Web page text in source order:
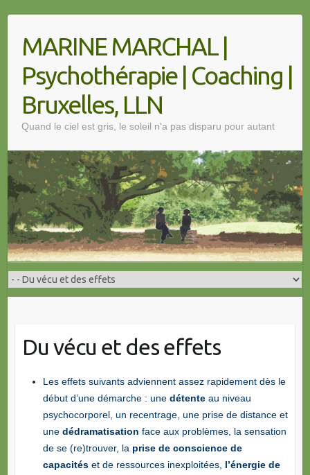
MARINE MARCHAL |
Psychothérapie | Coaching |
Bruxelles, LLN
Quand le ciel est gris, le soleil n'a pas disparu pour autant
Du vécu et des effets
Les effets suivants adviennent assez rapidement dès le
début d’une démarche : unedétenteau niveau
psychocorporel, un recentrage, une prise de distance et
une dédramatisation face aux problèmes, la sensation
de se (re)trouver, la prise de conscience de
capacitéset de ressources inexploitées, l’énergie de